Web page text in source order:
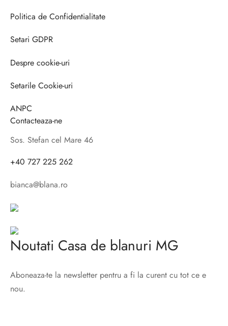
Politica de Confidentialitate
Setari GDPR
Despre cookie-uri
Setarile Cookie-uri
ANPC
Contacteaza-ne
Sos. Stefan cel Mare 46
+40 727 225 262
bianca@blana.ro
Noutati Casa de blanuri MG
Aboneaza-te la newsletter pentru a fi la curent cu tot ce e
nou.